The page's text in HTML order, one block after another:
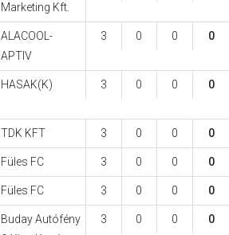
Marketing Kft.
ALACOOL-
APTIV
3 0 0 0
HASAK(K) 3 0 0 0
TDK KFT 3 0 0 0
Füles FC 3 0 0 0
Füles FC 3 0 0 0
Buday Autófény
3 0 0 0